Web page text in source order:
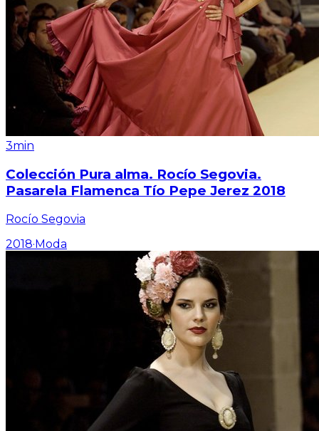
3min
Colección Pura alma. Rocío Segovia.
Pasarela Flamenca Tío Pepe Jerez 2018
Rocío Segovia
2018·Moda